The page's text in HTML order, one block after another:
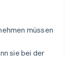
müssen
sie bei der